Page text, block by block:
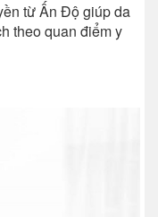
từ Ấn Độ giúp da
theo quan điểm y